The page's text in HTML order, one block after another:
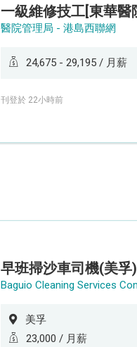
醫院管理局 - 港島西聯網
24,675 - 29,195 / 月薪
刊登於 22小時前
早班掃沙車司機(美孚)
美孚
23,000 / 月薪